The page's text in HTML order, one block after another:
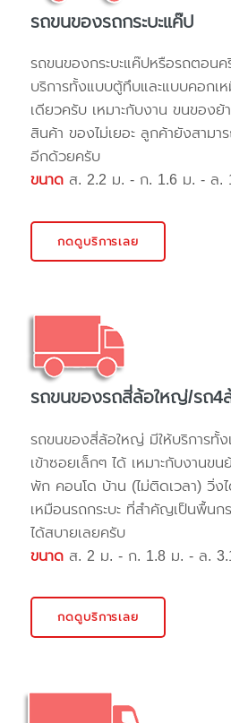
รถขนของรถกระบะแค๊ป
รถขนของกระบะแค๊ปหรือรถตอนค
บริการทั้งแบบตู้ทึบและแบบคอกเ
เดียวครับ เหมาะกับงาน ขนของ
สินค้า ของไม่เยอะ ลูกค้ายังสาม
อีกด้วยครับ
ขนาด ส. 2.2 ม. - ก. 1.6 ม. - ล.
กดดูบริการเลย
รถขนของรถสี่ล้อใหญ่/รถ4
รถขนของสี่ล้อใหญ่ มีให้บริการทั้
เข้าซอยเล็กๆ ได้ เหมาะกับงานข
พัก คอนโด บ้าน (ไม่ติดเวลา) วิ่ง
เหมือนรถกระบะ ที่สำคัญเป็นพื้นก
ได้สบายเลยครับ
ขนาด ส. 2 ม. - ก. 1.8 ม. - ล.
กดดูบริการเลย